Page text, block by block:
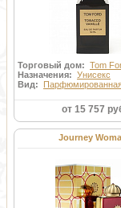
Торговый дом: Tom
Назначения: Унисекс
Вид:
от 15 757
Journey